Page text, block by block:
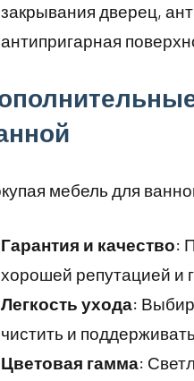
закрывания дверец,
антипригарная
мебель для
Гарантия и качество:
хорошей репутацией и
Легкость ухода:
чистить и
Цветовая гамма: